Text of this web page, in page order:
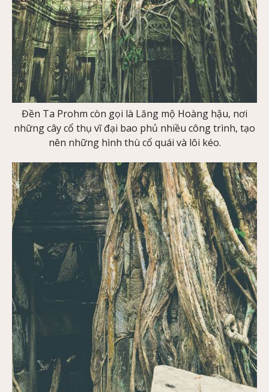
Đền Ta Prohm còn gọi là Lăng mộ Hoàng hậu, nơi
những cây cổ thụ vĩ đại bao phủ nhiều công trình, tạo
nên những hình thù cổ quái và lôi kéo.